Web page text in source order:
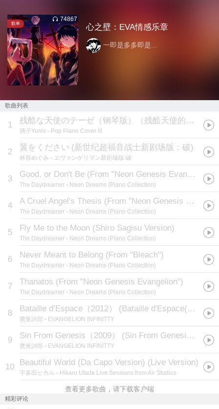
歌单
74867
心之壁：EVA情感乐章
一即是多多即是...
歌曲列表
1 残酷な天使のテーゼ（钢琴版）（残酷天使的行动纲领）
璃子Yunix - Pop Piano Cover III
2 翼をください (新世纪超福音战士新剧场版：破)
林原めぐみ - ヱヴァンゲリヲン新剧场版:破
3 Good, or Don't Be (From "Neon Genesis Evangelion")
The Daydreamer - Neon Dreams (Piano Collection)
4 A Cruel Angel's Thesis (From "Neon Genesis Evangelion")
The Daydreamer - Neon Dreams (Piano Collection)
5 Fly Me to the Moon (Shiro Sagisu Version)
The Daydreamer - Neon Dreams (Piano Collection)
6 Never Meant to Belong (From "Bleach")
The Daydreamer - Neon Dreams (Piano Collection)
7 Thanatos (From "Neon Genesis Evangelion")
The Daydreamer - Neon Dreams (Piano Collection)
8 Bataille d’Espace（2012） (Bataille d'Espace(2012) )
鷺巣詩郎 - EVANGELION INFINITTY
9 Sin From Genesis（2009） (Sin From Genesis（2009）
鷺巣詩郎 - EVANGELION INFINITTY
10 Beautiful World (Da Capo Version) (Live Version)
宇多田ヒカル - Hikaru Utada Live Sessions from Air Studios
查看更多歌曲，请下载客户端
精彩评论